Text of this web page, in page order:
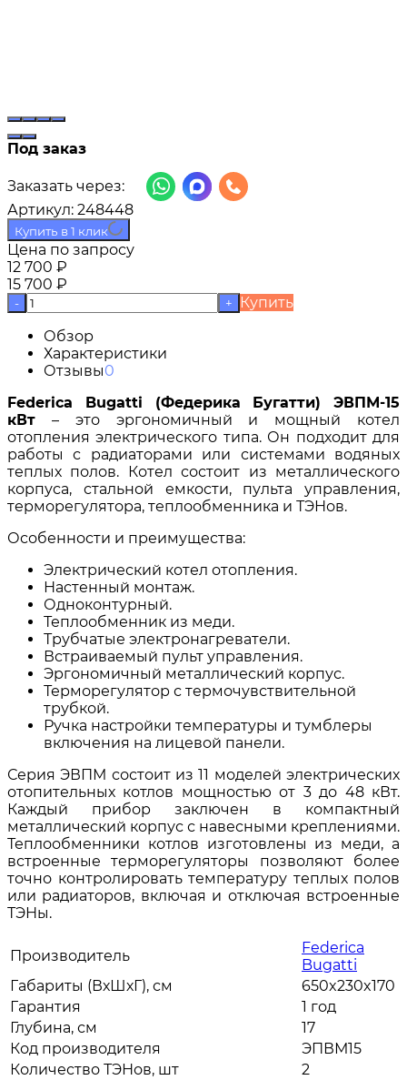
Под заказ
Заказать через:
Артикул: 248448
Купить в 1 клик
Цена по запросу
12 700 ₽
15 700 ₽
- +
Купить
Обзор
Характеристики
Отзывы0
Federica
Bugatti
(Федерика Бугатти) ЭВПМ-15
кВт – это эргономичный и мощный котел
отопления электрического типа. Он подходит для
работы с радиаторами или системами водяных
теплых полов. Котел состоит из металлического
корпуса, стальной емкости, пульта управления,
терморегулятора, теплообменника и ТЭНов.
Особенности и преимущества:
Электрический котел отопления.
Настенный монтаж.
Одноконтурный.
Теплообменник из меди.
Трубчатые электронагреватели.
Встраиваемый пульт управления.
Эргономичный металлический корпус.
Терморегулятор с термочувствительной
трубкой.
Ручка настройки температуры и тумблеры
включения на лицевой панели.
Серия ЭВПМ состоит из 11 моделей электрических
отопительных котлов мощностью от 3 до 48 кВт.
Каждый прибор заключен в компактный
металлический корпус с навесными креплениями.
Теплообменники котлов изготовлены из меди, а
встроенные терморегуляторы позволяют более
точно контролировать температуру теплых полов
или радиаторов, включая и отключая встроенные
ТЭНы.
Производитель
Federica
Bugatti
Габариты (ВхШхГ), см
650x230x170
Гарантия
1 год
Глубина, см
17
Код производителя
ЭПВМ15
Количество ТЭНов, шт
2